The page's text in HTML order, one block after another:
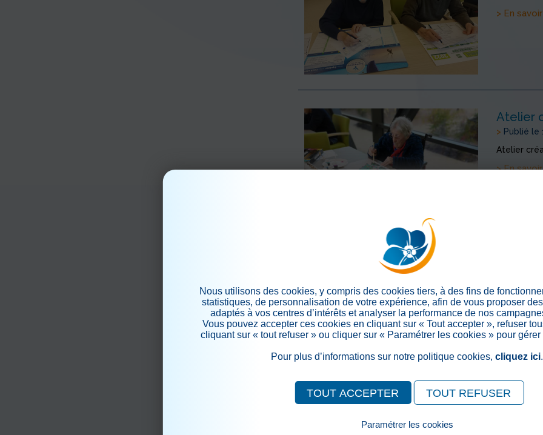
> En
Atelier
> Publié le
Atelier
> En
EHPAD
>Publié le
Les
déco aux
> En savoir
Suite
Nous utilisons des cookies, y compris des cookies tiers, à des fins de
statistiques, de personnalisation de votre expérience, afin de vous proposer
adaptés à vos centres d’intérêts et analyser la performance de nos
Vous pouvez accepter ces cookies en cliquant sur « Tout accepter », refuser
cliquant sur « tout refuser » ou cliquer sur « Paramétrer les cookies » pour
Pour plus d’informations sur notre politique cookies,cliquez ici.
TOUT ACCEPTER TOUT REFUSER
Paramétrer les cookies